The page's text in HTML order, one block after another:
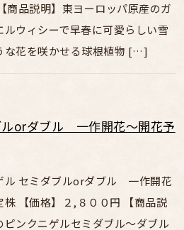
商品説明】東ヨーロッパ原産のガ
ルウィシーで早春に可愛らしい雪
な花を咲かせる球根植物 […]
ルorダブル 一作開花～開花予
ル セミダブルorダブル 一作開花
株 【価格】２,８００円 【商品説
ピンクニゲルセミダブル～ダブル